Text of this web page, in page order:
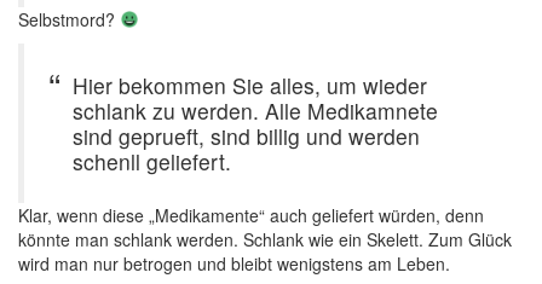
Selbstmord?
Hier bekommen Sie alles, um wieder
schlank zu werden. Alle Medikamnete
sind geprueft, sind billig und werden
schenll geliefert.
Klar, wenn diese „Medikamente“ auch geliefert würden, denn
könnte man schlank werden. Schlank wie ein Skelett. Zum Glück
wird man nur betrogen und bleibt wenigstens am Leben.